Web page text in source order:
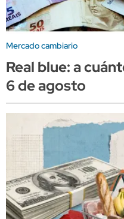
Mercado cambiario
Real blue: a
6 de agosto